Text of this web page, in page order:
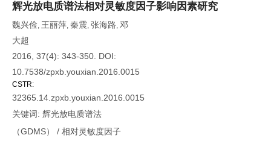
辉光放电质谱法相对灵敏度因子影响因素研究
魏兴俭, 王丽萍, 秦震, 张海路, 邓
大超
2016, 37(4): 343-350. DOI:
10.7538/zpxb.youxian.2016.0015
CSTR:
32365.14.zpxb.youxian.2016.0015
关键词: 辉光放电质谱法
（GDMS）
/ 相对灵敏度因子